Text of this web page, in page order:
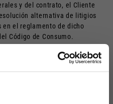
y del contrato, el Cliente
alternativa de litigios
en el reglamento de dicho
Código de Consumo.
acudir a los tribunales
controversia judicial que surja
residencia o domicilio del